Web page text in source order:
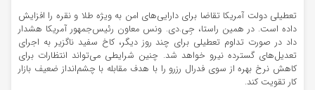
تعطیلی دولت آمریکا تقاضا برای دارایی‌های امن به ویژه طلا و نقره را افزایش
داده است. در همین راستا، جِی.دی. ونس معاون رئیس‌جمهور آمریکا هشدار
داد در صورت تداوم تعطیلی برای چند روز دیگر، کاخ سفید ناگزیر به اجرای
تعدیل‌های گسترده نیرو خواهد شد. چنین شرایطی می‌تواند انتظارات برای
کاهش نرخ بهره از سوی فدرال رزرو را با هدف مقابله با چشم‌انداز ضعیف بازار
کار تقویت کند.